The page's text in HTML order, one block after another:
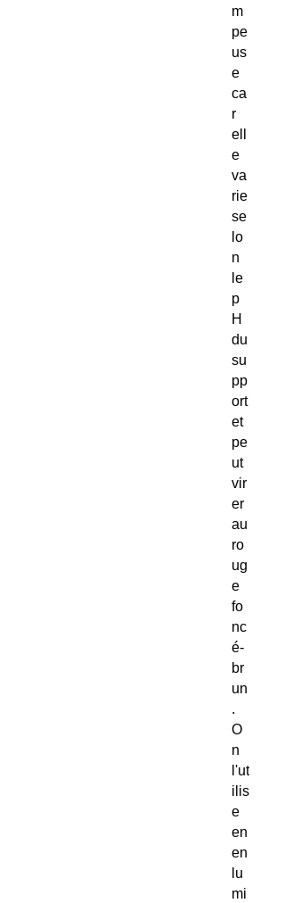
m
pe
us
e
ca
r
ell
e
va
rie
se
lo
n
le
p
H
du
su
pp
ort
et
pe
ut
vir
er
au
ro
ug
e
fo
nc
é-
br
un
.
O
n
l'ut
ilis
e
en
en
lu
mi